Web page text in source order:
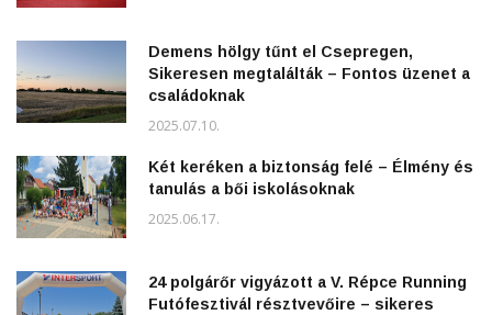
Demens hölgy tűnt el Csepregen,
Sikeresen megtalálták – Fontos üzenet a
családoknak
2025.07.10.
Két keréken a biztonság felé – Élmény és
tanulás a bői iskolásoknak
2025.06.17.
24 polgárőr vigyázott a V. Répce Running
Futófesztivál résztvevőire – sikeres